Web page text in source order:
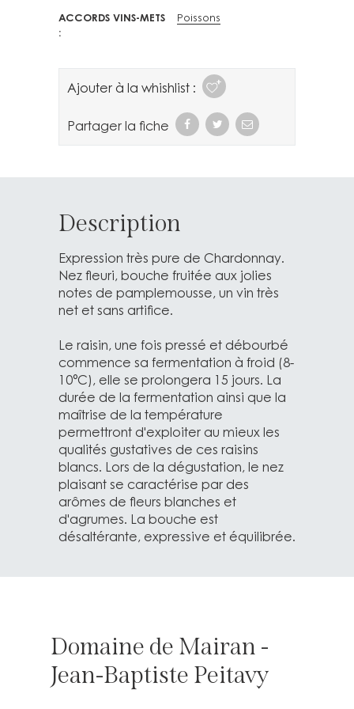
ACCORDS VINS-METS Poissons
Ajouter à la whishlist :
Partager la fiche
Description
Expression très pure de Chardonnay.
Nez fleuri, bouche fruitée aux jolies
notes de pamplemousse, un vin très
net et sans artifice.
Le raisin, une fois pressé et débourbé
commence sa fermentation à froid (8-
10°C), elle se prolongera 15 jours. La
durée de la fermentation ainsi que la
maîtrise de la température
permettront d'exploiter au mieux les
qualités gustatives de ces raisins
blancs. Lors de la dégustation, le nez
plaisant se caractérise par des
arômes de fleurs blanches et
d'agrumes. La bouche est
désaltérante, expressive et équilibrée.
Domaine de Mairan -
Jean-Baptiste Peitavy